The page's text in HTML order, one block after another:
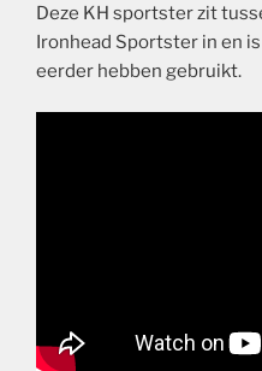
Deze KH sportster zit
Ironhead Sportster in en
eerder hebben gebruikt.